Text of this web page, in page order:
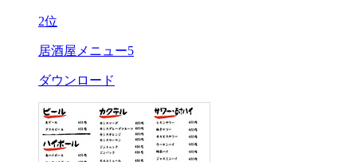
2位
居酒屋メニュー5
ダウンロード